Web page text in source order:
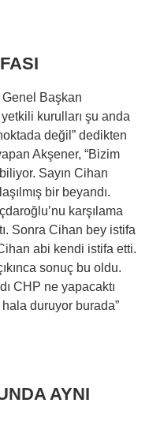
Genel Başkan
yetkili kurulları şu anda
değil” dedikten
Akşener, “Bizim
Sayın Cihan
bir beyandı.
karşılama
Sonra Cihan bey istifa
abi kendi istifa etti.
sonuç bu oldu.
CHP ne yapacaktı
duruyor burada”
AYNI